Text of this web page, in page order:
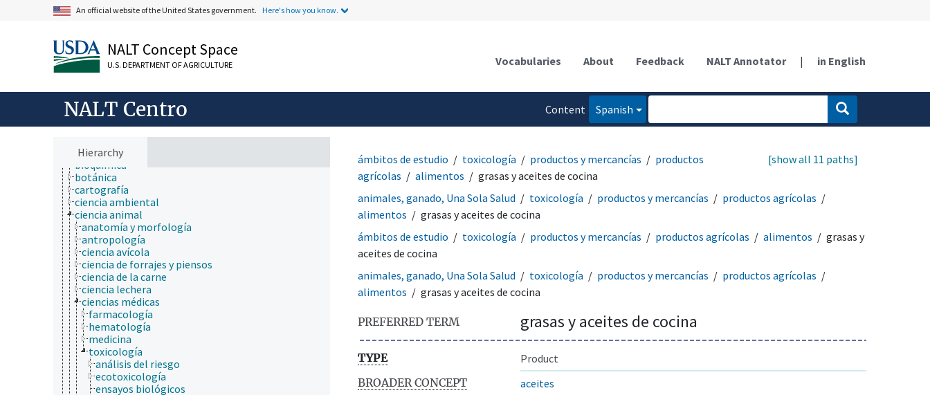
An official website of the United States government. Here's how you know.
NALT Concept Space
U.S. DEPARTMENT OF AGRICULTURE Vocabularies About Feedback NALT Annotator | in English
NALT Centro
Content
Spanish
Hierarchy
acuicultura
agricultura
agronomía
ambiente
apicultura
bioinformática
biología celular
biología de los insectos
biología evolutiva
biología molecular
bioquímica
botánica
cartografía
ciencia ambiental
ciencia animal
anatomía y morfología
antropología
ciencia avícola
ciencia de forrajes y piensos
ciencia de la carne
ciencia lechera
ciencias médicas
farmacología
hematología
medicina
toxicología
análisis del riesgo
ecotoxicología
ensayos biológicos
ámbitos de estudio toxicología productos y mercancías
productos
agrícolas
alimentos grasas y aceites de cocina
[show all 11 paths]
animales, ganado, Una Sola Salud toxicología productos y mercancías
productos agrícolas
alimentos
grasas y aceites de cocina
ámbitos de estudio
toxicología productos y mercancías productos agrícolas alimentos
grasas y
aceites de cocina
animales, ganado, Una Sola Salud
toxicología productos y mercancías
productos agrícolas
alimentos
grasas y aceites de cocina
PREFERRED TERM grasas y aceites de cocina
TYPE
Product
BROADER CONCEPT
aceites